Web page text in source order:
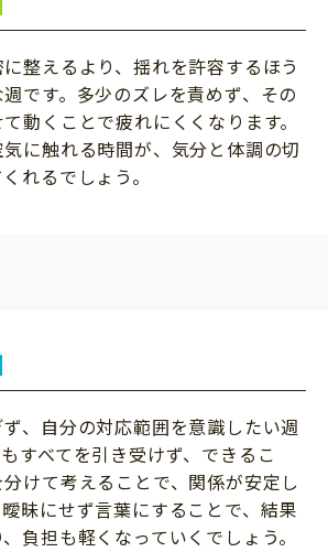
整えるより、揺れを許容するほう
です。多少のズレを責めず、その
動くことで疲れにくくなります。
に触れる時間が、気分と体調の切
れるでしょう。
、自分の対応範囲を意識したい週
すべてを引き受けず、できるこ
けて考えることで、関係が安定し
昧にせず言葉にすることで、結果
負担も軽くなっていくでしょう。